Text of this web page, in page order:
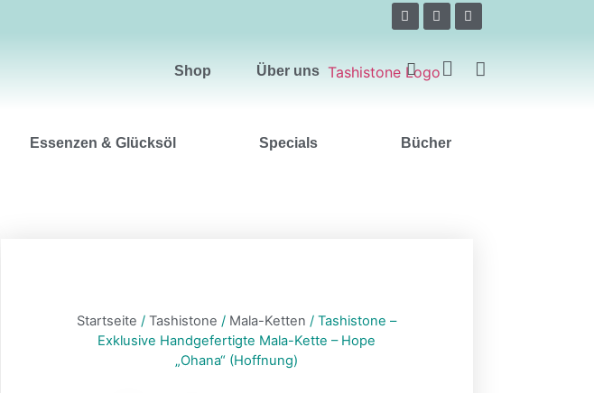
Shop Über uns
Essenzen & Glücksöl Specials Bücher
Startseite /Tashistone / Mala-Ketten / Tashistone –
Exklusive Handgefertigte Mala-Kette – Hope
„Ohana“ (Hoffnung)